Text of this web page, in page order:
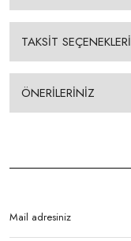
TAKSİT SEÇENEKLERİ
ÖNERİLERİNİZ